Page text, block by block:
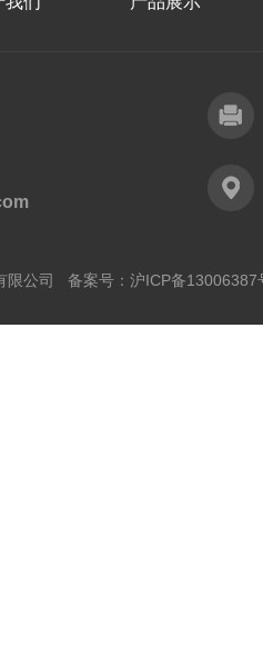
限公司 备案号： 沪ICP备13006387